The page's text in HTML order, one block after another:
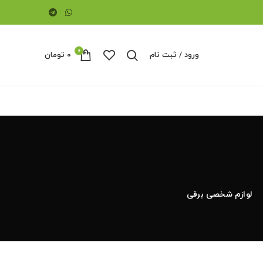
ورود / ثبت نام 0 ۰ تومان
لوازم شخصی برقی